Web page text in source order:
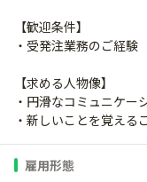
【歓迎条件】
・受発注業務のご経験
【求める人物像】
・円滑なコミュニケー
・新しいことを覚える
雇用形態